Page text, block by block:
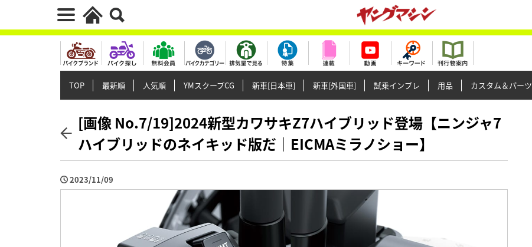
TOP 最新順 人気順 YMスクープCG 新車[日本車] 新車[外国車] 試乗インプレ 用品 カスタム＆パーツ
[画像 No.7/19]2024新型カワサキZ7ハイブリッド登場【ニンジャ7
ハイブリッドのネイキッド版だ｜EICMAミラノショー】
2023/11/09